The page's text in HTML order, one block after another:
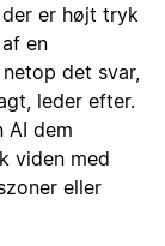
er højt tryk
en
det svar,
leder efter.
AI dem
viden med
eller